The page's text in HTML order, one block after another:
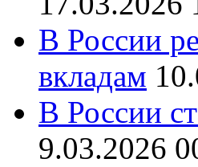
В России
вкладам
В России
9.03.2026